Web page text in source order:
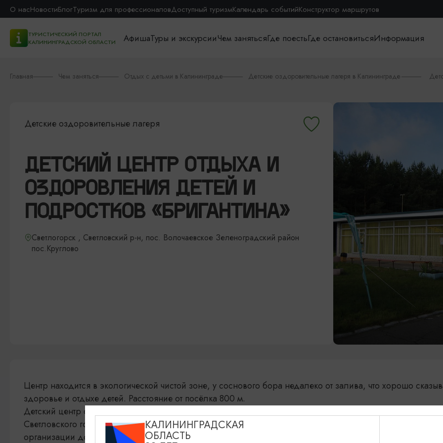
О насНовостиБлогТуризм для профессионаловДоступный туризмКалендарь событийКонструктор маршрутов
ТУРИСТИЧЕСКИЙ ПОРТАЛ
КАЛИНИНГРАДСКОЙ ОБЛАСТИ
АфишаТуры и экскурсииЧем занятьсяГде поестьГде остановитьсяИнформация
Главная Чем заняться Отдых с детьми в Калининграде Детские оздоровительные лагеря в Калининграде
Детские оздоровительные лагеря
ДЕТСКИЙ ЦЕНТР ОТДЫХА И
ОЗДОРОВЛЕНИЯ ДЕТЕЙ И
ПОДРОСТКОВ «БРИГАНТИНА»
Светлогорск , Светловский р-н, пос. Волочаевское Зеленоградский район
пос.Круглово
Центр находится в экологической чистой зоне, у соснового бора недалеко от залива, что хорошо
здоровье и отдыхе детей. Расстояние от посёлка 800 м.
Детский центр отдыха и оздоровления детей и подростков «Бригантина» расположен в пос.
Светловского городского округа. Учреждение обеспечено всем необходимым для проживания, отдыха и
организации досуга детей. Центр рассчитан на 120 мест, принимаются дети от 7 до 15 лет
КАЛИНИНГРАДСКАЯ
ОБЛАСТЬ